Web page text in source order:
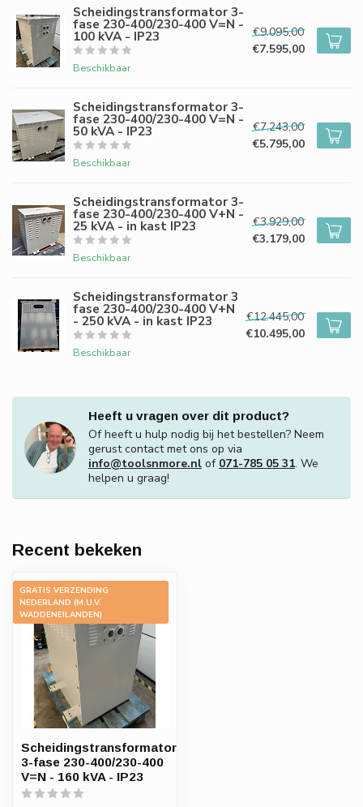
Scheidingstransformator 3-
fase 230-400/230-400 V=N -
100 kVA - IP23
Beschikbaar
€9.095,00
€7.595,00
Scheidingstransformator 3-
fase 230-400/230-400 V=N -
50 kVA - IP23
Beschikbaar
€7.243,00
€5.795,00
Scheidingstransformator 3-
fase 230-400/230-400 V+N -
25 kVA - in kast IP23
Beschikbaar
€3.929,00
€3.179,00
Scheidingstransformator 3
fase 230-400/230-400 V+N
- 250 kVA - in kast IP23
Beschikbaar
€12.445,00
€10.495,00
Heeft u vragen over dit product?
Of heeft u hulp nodig bij het bestellen? Neem
gerust contact met ons op via
info@toolsnmore.nl of 071-785 05 31. We
helpen u graag!
Recent bekeken
GRATIS VERZENDING
NEDERLAND (M.U.V.
WADDENEILANDEN)
-20%
Scheidingstransformator
3-fase 230-400/230-400
V=N - 160 kVA - IP23